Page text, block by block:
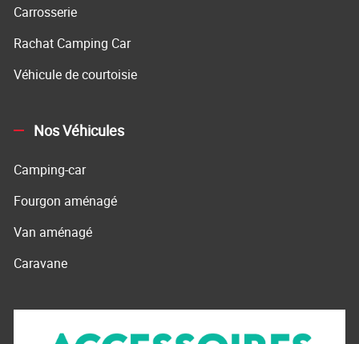
Carrosserie
Rachat Camping Car
Véhicule de courtoisie
Nos Véhicules
Camping-car
Fourgon aménagé
Van aménagé
Caravane